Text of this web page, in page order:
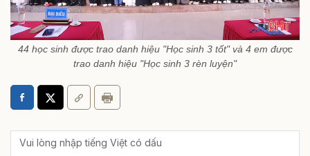
44 học sinh được trao danh hiệu "Học sinh 3 tốt" và 4 em được
trao danh hiệu "Học sinh 3 rèn luyện"